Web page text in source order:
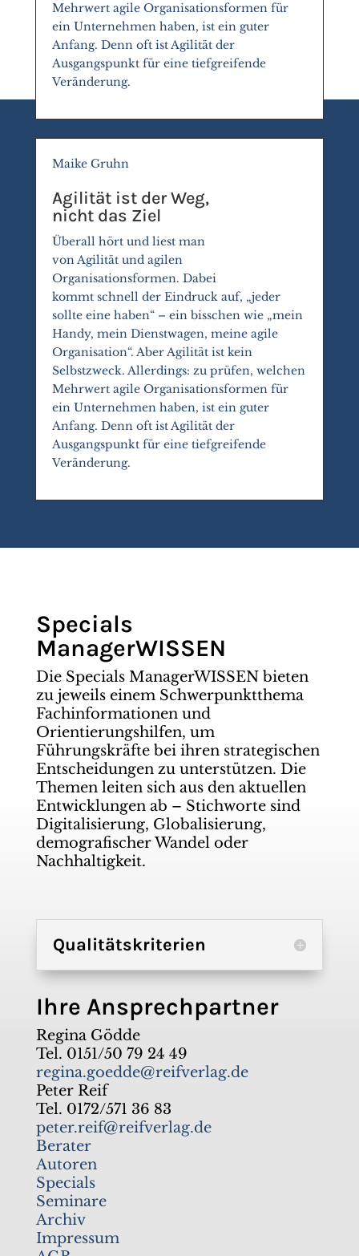
Mehrwert agile Organisationsformen für
ein Unternehmen haben, ist ein guter
Anfang. Denn oft ist Agilität der
Ausgangspunkt für eine tiefgreifende
Veränderung.
Maike Gruhn
Agilität ist der Weg,
nicht das Ziel
Überall hört und liest man
von Agilität und agilen
Organisationsformen. Dabei
kommt schnell der Eindruck auf, „jeder
sollte eine haben“ – ein bisschen wie „mein
Handy, mein Dienstwagen, meine agile
Organisation“. Aber Agilität ist kein
Selbstzweck. Allerdings: zu prüfen, welchen
Mehrwert agile Organisationsformen für
ein Unternehmen haben, ist ein guter
Anfang. Denn oft ist Agilität der
Ausgangspunkt für eine tiefgreifende
Veränderung.
Specials
ManagerWISSEN
Die Specials ManagerWISSEN bieten
zu jeweils einem Schwerpunktthema
Fachinformationen und
Orientierungshilfen, um
Führungskräfte bei ihren strategischen
Entscheidungen zu unterstützen. Die
Themen leiten sich aus den aktuellen
Entwicklungen ab – Stichworte sind
Digitalisierung, Globalisierung,
demografischer Wandel oder
Nachhaltigkeit.
Qualitätskriterien
Ihre Ansprechpartner
Regina Gödde
Tel. 0151/50 79 24 49
regina.goedde@reifverlag.de
Peter Reif
Tel. 0172/571 36 83
peter.reif@reifverlag.de
Berater
Autoren
Specials
Seminare
Archiv
Impressum